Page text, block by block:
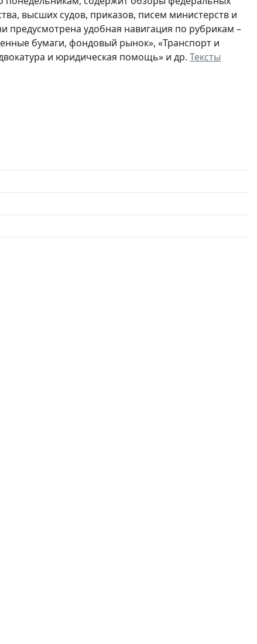
высших судов, приказов, писем министерств и
удобная навигация по рубрикам –
бумаги, фондовый рынок», «Транспорт и
и юридическая помощь» и др. Тексты